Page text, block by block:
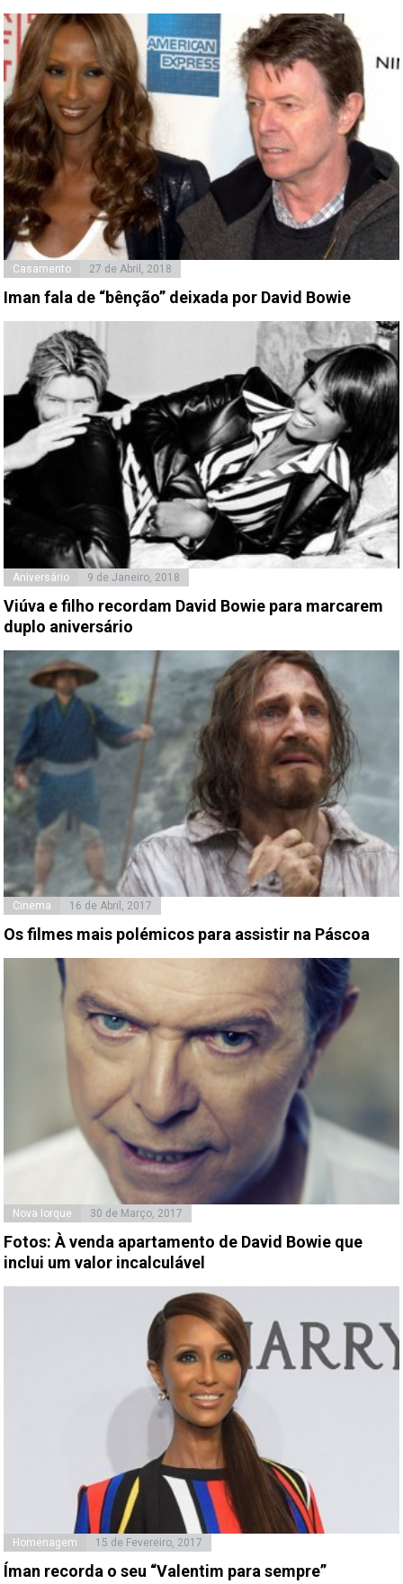
Casamento 27 de Abril, 2018
Iman fala de “bênção” deixada por David Bowie
Aniversário 9 de Janeiro, 2018
Viúva e filho recordam David Bowie para marcarem
duplo aniversário
Cinema 16 de Abril, 2017
Os filmes mais polémicos para assistir na Páscoa
Nova Iorque 30 de Março, 2017
Fotos: À venda apartamento de David Bowie que
inclui um valor incalculável
Homenagem 15 de Fevereiro, 2017
Íman recorda o seu “Valentim para sempre”